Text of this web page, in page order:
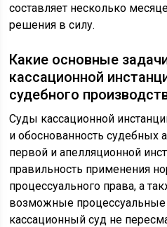
составляет несколько
решения в силу.
Какие основные
кассационной
судебного
Суды кассационной
и обоснованность судебных
первой и апелляционной
правильность применения
процессуального права, а
возможные
кассационный суд не